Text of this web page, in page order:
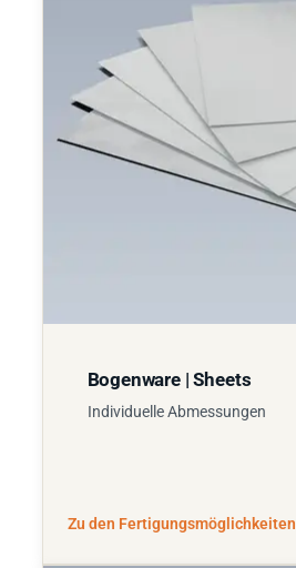
Bogenware | Sheets
Individuelle Abmessungen
Zu den Fertigungsmöglichkeiten